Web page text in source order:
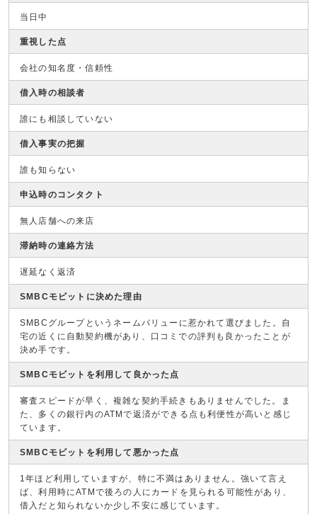
当日中
重視した点
会社の知名度・信頼性
借入時の相談者
誰にも相談していない
借入事実の把握
誰も知らない
申込時のコンタクト
無人店舗への来店
滞納時の連絡方法
遅延なく返済
SMBCモビットに決めた理由
SMBCグループというネームバリューに惹かれて選びました。自
宅の近くに自動契約機があり、口コミでの評判も良かったことが
決め手です。
SMBCモビットを利用して良かった点
審査スピードが早く、複雑な契約手続きもありませんでした。ま
た、多くの銀行内のATMで返済ができる点も利便性が高いと感じ
ています。
SMBCモビットを利用して悪かった点
1年ほど利用していますが、特に不満はありません。強いて言え
ば、利用時にATMで後ろの人にカードを見られる可能性があり、
借入だと知られないか少し不安に感じています。